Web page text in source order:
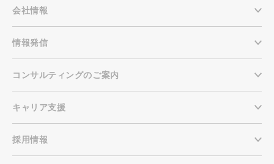
会社情報
情報発信
コンサルティングのご案内
キャリア支援
採用情報